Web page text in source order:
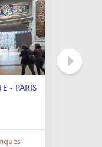
- PARIS